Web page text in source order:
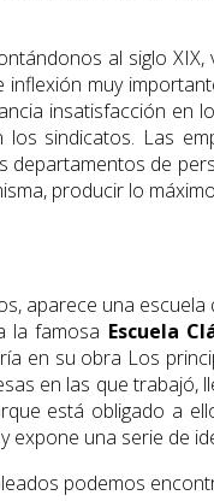
al siglo
muy
insatisfacción en
sindicatos. Las
departamentos de
pro­ducir lo
aparece una
la famosa Escuela
en su obra Los
en las que trabajó,
está obligado a
expone una serie de
podemos